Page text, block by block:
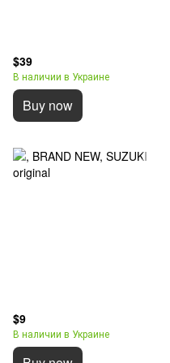
$39
В наличии в Украине
Buy now
$9
В наличии в Украине